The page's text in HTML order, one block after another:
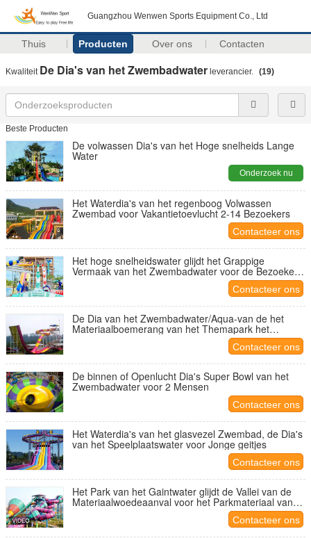
Guangzhou Wenwen Sports Equipment Co., Ltd
Thuis Producten Over ons Contacten
Kwaliteit De Dia's van het Zwembadwater leverancier. (19)
Beste Producten
De volwassen Dia's van het Hoge snelheids Lange
Water
Onderzoek nu
Het Waterdia's van het regenboog Volwassen
Zwembad voor Vakantietoevlucht 2-14 Bezoekers
Contacteer ons
Het hoge snelheidswater glijdt het Grappige
Vermaak van het Zwembadwater voor de Bezoekers
Contacteer ons
De Dia van het Zwembadwater/Aqua-van de het
Materiaalboemerang van het Themapark het
Contacteer ons
De binnen of Openlucht Dia's Super Bowl van het
Zwembadwater voor 2 Mensen
Contacteer ons
Het Waterdia's van het glasvezel Zwembad, de Dia's
van het Speelplaatswater voor Jonge geitjes
Contacteer ons
Het Park van het Gaintwater glijdt de Vallei van de
Materiaalwoedeaanval voor het Parkmateriaal van
Contacteer ons